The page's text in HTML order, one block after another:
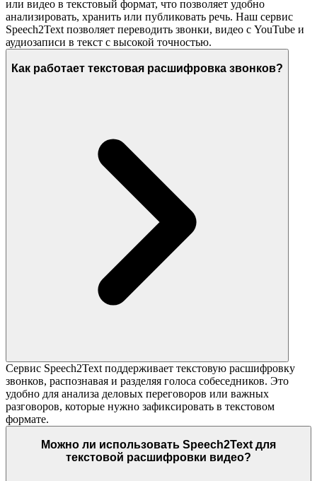
или видео в текстовый формат, что позволяет удобно
анализировать, хранить или публиковать речь. Наш сервис
Speech2Text позволяет переводить звонки, видео с YouTube и
аудиозаписи в текст с высокой точностью.
Как работает текстовая расшифровка звонков?
Сервис Speech2Text поддерживает текстовую расшифровку
звонков, распознавая и разделяя голоса собеседников. Это
удобно для анализа деловых переговоров или важных
разговоров, которые нужно зафиксировать в текстовом
формате.
Можно ли использовать Speech2Text для
текстовой расшифровки видео?